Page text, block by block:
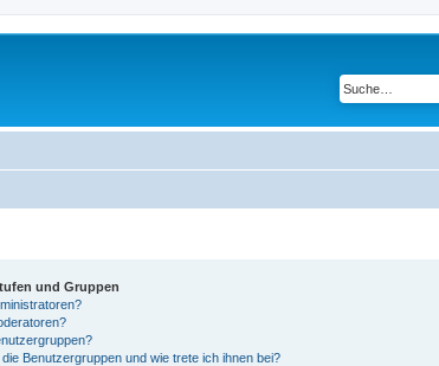
und Gruppen
Benutzergruppen und wie trete ich ihnen bei?